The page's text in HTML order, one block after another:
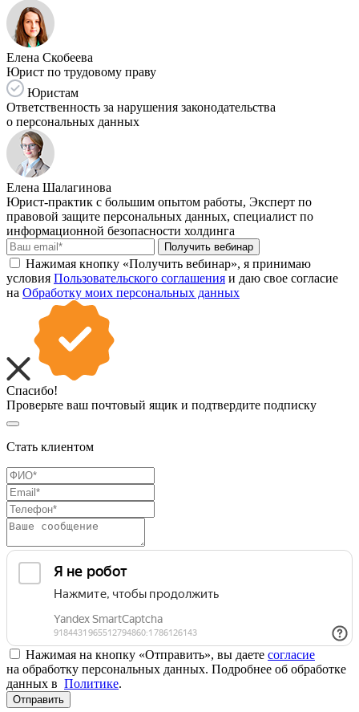
Елена Скобеева
Юрист по трудовому праву
Юристам
Ответственность за нарушения законодательства
о персональных данных
Елена Шалагинова
Юрист-практик с большим опытом работы, Эксперт по
правовой защите персональных данных, специалист по
информационной безопасности холдинга
Получить вебинар
Нажимая кнопку «Получить вебинар», я принимаю
условия Пользовательского соглашения и даю свое согласие
на Обработку моих персональных данных
Спасибо!
Проверьте ваш почтовый ящик и подтвердите подписку
Стать клиентом
Нажимая на кнопку «Отправить», вы даете согласие
на обработку персональных данных. Подробнее об обработке
данных в Политике.
Отправить